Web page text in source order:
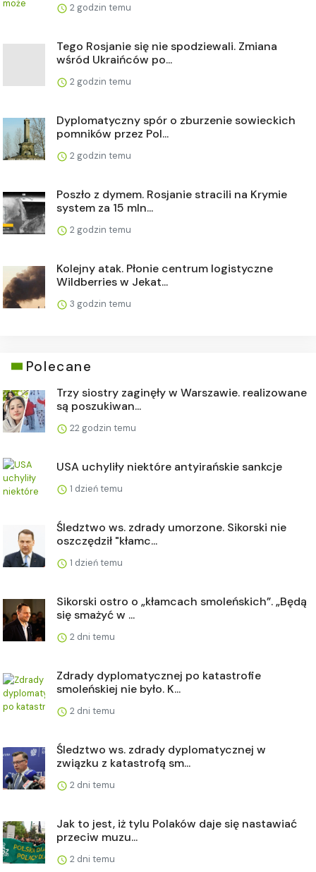
2 godzin temu
Tego Rosjanie się nie spodziewali. Zmiana
wśród Ukraińców po...
2 godzin temu
Dyplomatyczny spór o zburzenie sowieckich
pomników przez Pol...
2 godzin temu
Poszło z dymem. Rosjanie stracili na Krymie
system za 15 mln...
2 godzin temu
Kolejny atak. Płonie centrum logistyczne
Wildberries w Jekat...
3 godzin temu
Polecane
Trzy siostry zaginęły w Warszawie. realizowane
są poszukiwan...
22 godzin temu
USA uchyliły niektóre antyirańskie sankcje
1 dzień temu
Śledztwo ws. zdrady umorzone. Sikorski nie
oszczędził "kłamc...
1 dzień temu
Sikorski ostro o „kłamcach smoleńskich”. „Będą
się smażyć w ...
2 dni temu
Zdrady dyplomatycznej po katastrofie
smoleńskiej nie było. K...
2 dni temu
Śledztwo ws. zdrady dyplomatycznej w
związku z katastrofą sm...
2 dni temu
Jak to jest, iż tylu Polaków daje się nastawiać
przeciw muzu...
2 dni temu